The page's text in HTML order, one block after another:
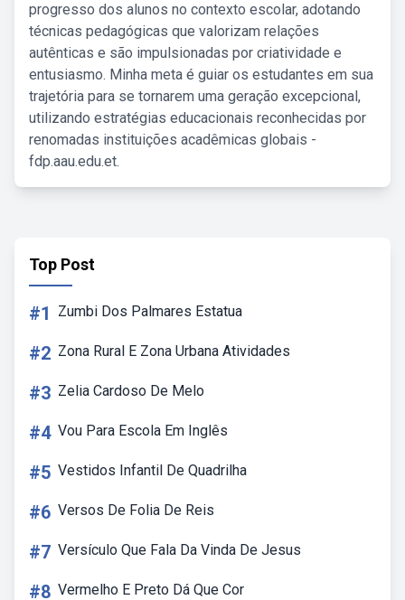
progresso dos alunos no contexto escolar, adotando
técnicas pedagógicas que valorizam relações
autênticas e são impulsionadas por criatividade e
entusiasmo. Minha meta é guiar os estudantes em sua
trajetória para se tornarem uma geração excepcional,
utilizando estratégias educacionais reconhecidas por
renomadas instituições acadêmicas globais -
fdp.aau.edu.et.
Top Post
#1 Zumbi Dos Palmares Estatua
#2 Zona Rural E Zona Urbana Atividades
#3 Zelia Cardoso De Melo
#4 Vou Para Escola Em Inglês
#5 Vestidos Infantil De Quadrilha
#6 Versos De Folia De Reis
#7 Versículo Que Fala Da Vinda De Jesus
#8 Vermelho E Preto Dá Que Cor